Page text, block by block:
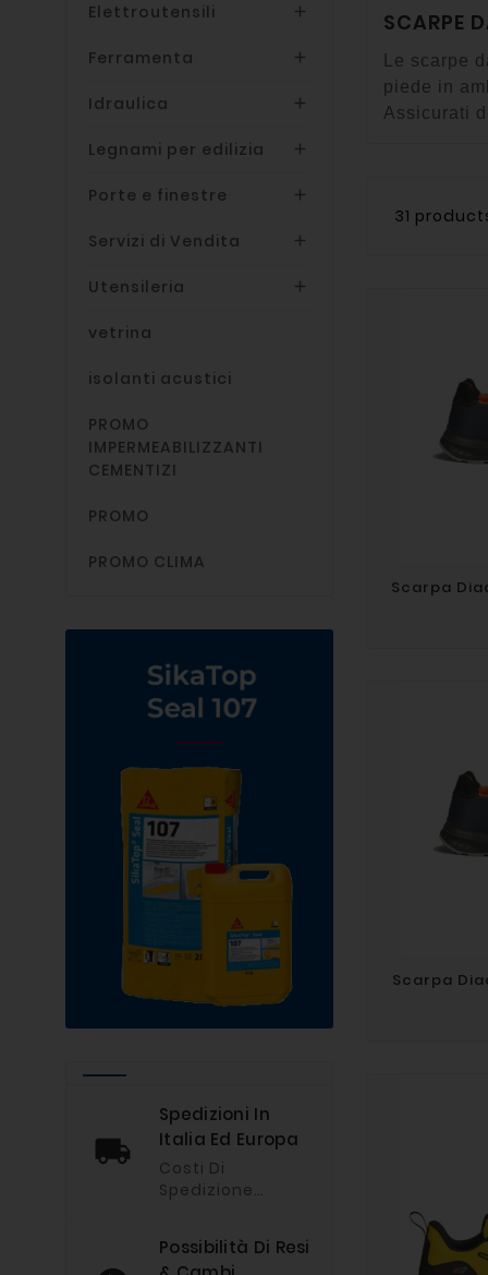
Elettroutensili 
Ferramenta 
Idraulica 
Legnami per edilizia 
Porte e finestre 
Servizi di Vendita 
Utensileria 
vetrina
isolanti acustici
PROMO
IMPERMEABILIZZANTI
CEMENTIZI
PROMO
PROMO CLIMA
Spedizioni In
Italia Ed Europa
Costi Di
Spedizione
Costi Sostenuti
Possibilità Di Resi
SCARPE
Le scarpe
piede in
Assicurati
31
Scarpa
Scarpa